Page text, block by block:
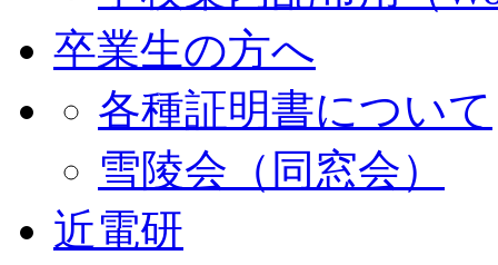
卒業生の方へ
各種証明書について
雪陵会（同窓会）
近電研